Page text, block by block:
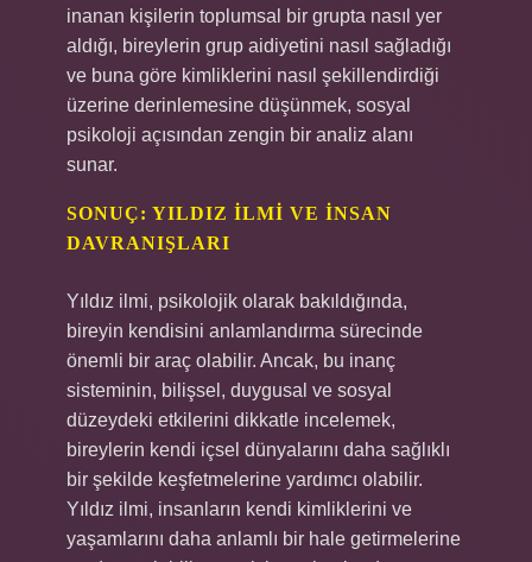
inanan kişilerin toplumsal bir grupta nasıl yer
aldığı, bireylerin grup aidiyetini nasıl sağladığı
ve buna göre kimliklerini nasıl şekillendirdiği
üzerine derinlemesine düşünmek, sosyal
psikoloji açısından zengin bir analiz alanı
sunar.
SONUÇ: YILDIZ İLMI VE İNSAN
DAVRANIŞLARI
Yıldız ilmi, psikolojik olarak bakıldığında,
bireyin kendisini anlamlandırma sürecinde
önemli bir araç olabilir. Ancak, bu inanç
sisteminin, bilişsel, duygusal ve sosyal
düzeydeki etkilerini dikkatle incelemek,
bireylerin kendi içsel dünyalarını daha sağlıklı
bir şekilde keşfetmelerine yardımcı olabilir.
Yıldız ilmi, insanların kendi kimliklerini ve
yaşamlarını daha anlamlı bir hale getirmelerine